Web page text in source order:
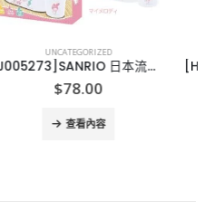
UNCATEGORIZED
[H005194]Xpower UC1超聲波清洗機
$268.00
查看內容